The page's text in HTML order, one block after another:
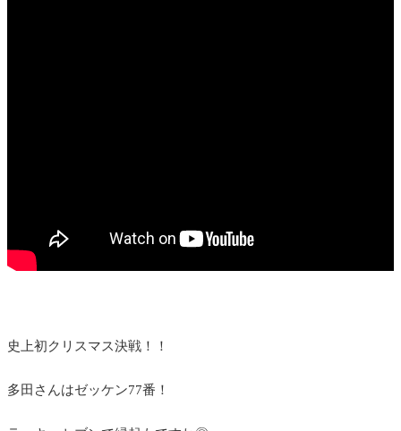
史上初クリスマス決戦！！
多田さんはゼッケン77番！